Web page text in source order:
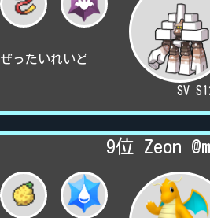
ぜったいれいど
SV
9位 Zeon